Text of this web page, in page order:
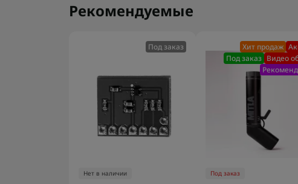
Рекомендуемые
Под заказ
Нет в наличии
Хит продаж
Под заказ Видео
Под заказ